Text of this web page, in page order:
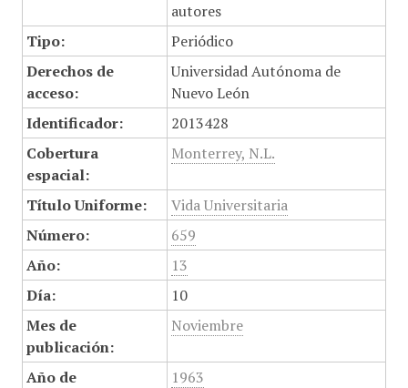
autores
Tipo:
Periódico
Derechos de
acceso:
Universidad Autónoma de
Nuevo León
Identificador:
2013428
Cobertura
espacial:
Monterrey, N.L.
Título Uniforme:
Vida Universitaria
Número:
659
Año:
13
Día:
10
Mes de
publicación:
Noviembre
Año de
1963